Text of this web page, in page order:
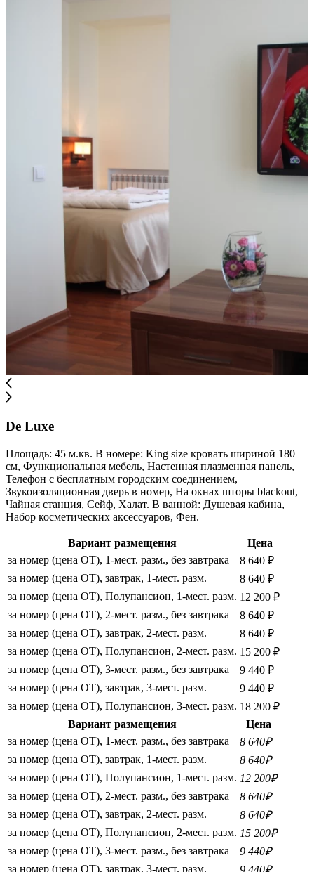
De Luxe
Площадь: 45 м.кв. В номере: King size кровать шириной 180
см, Функциональная мебель, Настенная плазменная панель,
Телефон с бесплатным городским соединением,
Звукоизоляционная дверь в номер, На окнах шторы blackout,
Чайная станция, Сейф, Халат. В ванной: Душевая кабина,
Набор косметических аксессуаров, Фен.
Вариант размещения
Цена
за номер (цена ОТ), 1-мест. разм., без завтрака
8 640 ₽
за номер (цена ОТ), завтрак, 1-мест. разм.
8 640 ₽
за номер (цена ОТ), Полупансион, 1-мест. разм. 12 200 ₽
за номер (цена ОТ), 2-мест. разм., без завтрака
8 640 ₽
за номер (цена ОТ), завтрак, 2-мест. разм.
8 640 ₽
за номер (цена ОТ), Полупансион, 2-мест. разм. 15 200 ₽
за номер (цена ОТ), 3-мест. разм., без завтрака
9 440 ₽
за номер (цена ОТ), завтрак, 3-мест. разм.
9 440 ₽
за номер (цена ОТ), Полупансион, 3-мест. разм. 18 200 ₽
Вариант размещения
Цена
за номер (цена ОТ), 1-мест. разм., без завтрака
8 640₽
за номер (цена ОТ), завтрак, 1-мест. разм.
8 640₽
за номер (цена ОТ), Полупансион, 1-мест. разм. 12 200₽
за номер (цена ОТ), 2-мест. разм., без завтрака
8 640₽
за номер (цена ОТ), завтрак, 2-мест. разм.
8 640₽
за номер (цена ОТ), Полупансион, 2-мест. разм. 15 200₽
за номер (цена ОТ), 3-мест. разм., без завтрака
9 440₽
за номер (цена ОТ), завтрак, 3-мест. разм.
9 440₽